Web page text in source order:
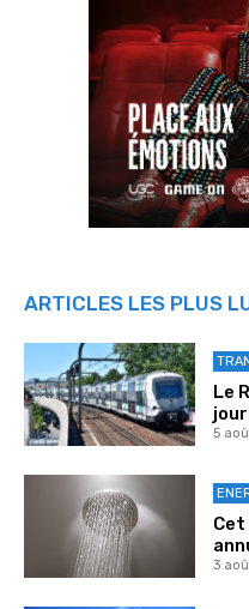
ARTICLES LES PLUS
Le
5
Cet
3